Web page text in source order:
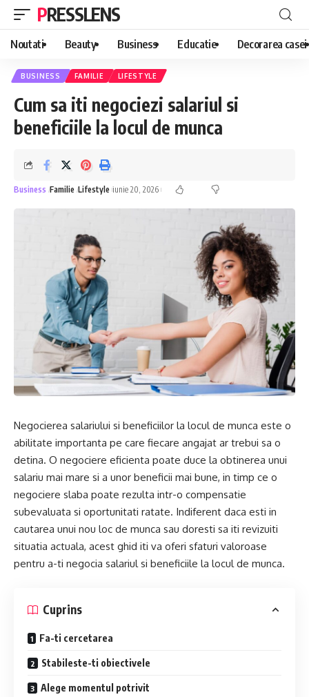
PRESSLENS
Noutati Beauty Business Educatie Decorarea casei
BUSINESS FAMILIE LIFESTYLE
Cum sa iti negociezi salariul si
beneficiile la locul de munca
Business Familie Lifestyle iunie 20, 2026
Negocierea salariului si beneficiilor la locul de munca este o
abilitate importanta pe care fiecare angajat ar trebui sa o
detina. O negociere eficienta poate duce la obtinerea unui
salariu mai mare si a unor beneficii mai bune, in timp ce o
negociere slaba poate rezulta intr-o compensatie
subevaluata si oportunitati ratate. Indiferent daca esti in
cautarea unui nou loc de munca sau doresti sa iti revizuiti
situatia actuala, acest ghid iti va oferi sfaturi valoroase
pentru a-ti negocia salariul si beneficiile la locul de munca.
Cuprins
Fa-ti cercetarea
Stabileste-ti obiectivele
Alege momentul potrivit